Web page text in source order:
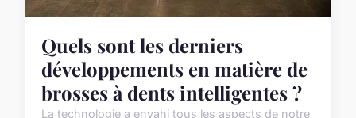
Quels sont les derniers
développements en matière de
brosses à dents intelligentes ?
La technologie a envahi tous les aspects de notre